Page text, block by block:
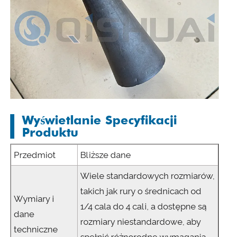
Wyświetlanie Specyfikacji
Produktu
Przedmiot Bliższe dane
Wymiary i
dane
techniczne
Wiele standardowych rozmiarów,
takich jak rury o średnicach od
1/4 cala do 4 cali, a dostępne są
rozmiary niestandardowe, aby